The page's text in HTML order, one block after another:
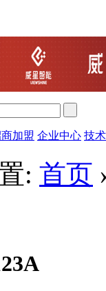
加盟 企业中心 技
: 首页